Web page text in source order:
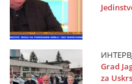
Grad
za Uskrs